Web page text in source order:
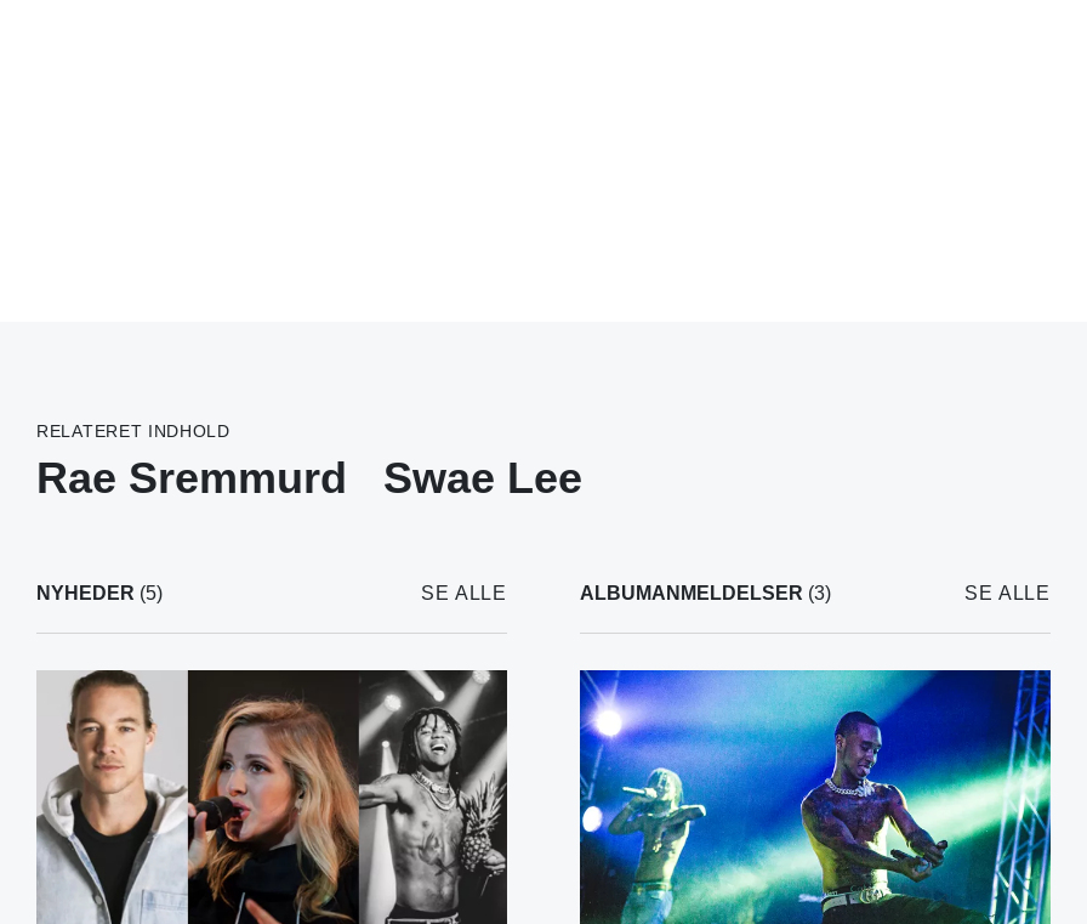
RELATERET INDHOLD
Rae Sremmurd Swae Lee
NYHEDER (5) SE ALLE ALBUMANMELDELSER (3) SE ALLE